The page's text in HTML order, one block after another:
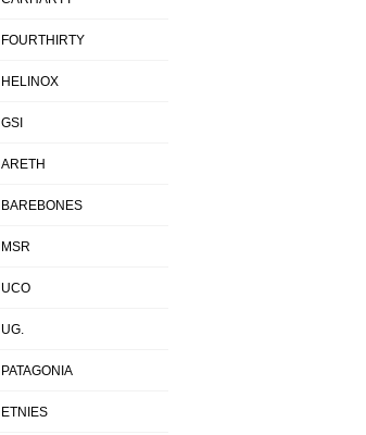
FOURTHIRTY
HELINOX
GSI
ARETH
BAREBONES
MSR
UCO
UG.
PATAGONIA
ETNIES